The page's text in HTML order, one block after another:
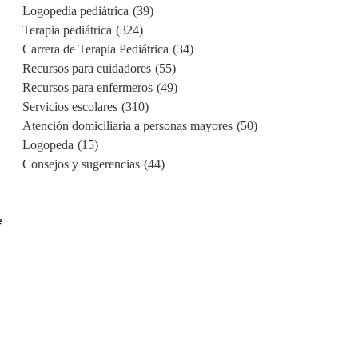
Logopedia pediátrica (39)
Terapia pediátrica (324)
Carrera de Terapia Pediátrica (34)
Recursos para cuidadores (55)
Recursos para enfermeros (49)
Servicios escolares (310)
Atención domiciliaria a personas mayores (50)
Logopeda (15)
Consejos y sugerencias (44)